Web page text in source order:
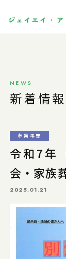
NEWS
新着情報
葬祭事業
令和7年
会・家族
2025.01.21